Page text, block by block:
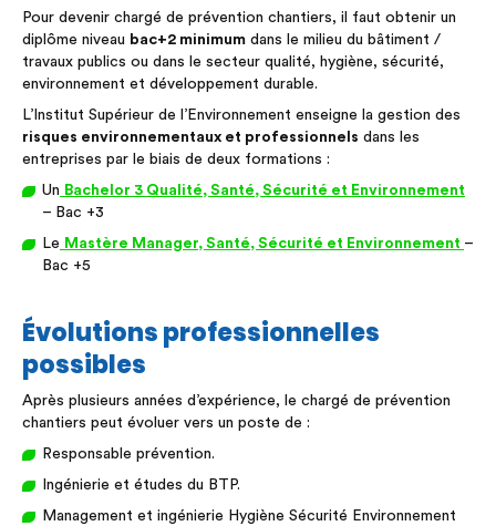
Pour devenir chargé de prévention chantiers, il faut obtenir un
diplôme niveau bac+2 minimum dans le milieu du bâtiment /
travaux publics ou dans le secteur qualité, hygiène, sécurité,
environnement et développement durable.
L’Institut Supérieur de l’Environnement enseigne la gestion des
risques environnementaux et professionnels dans les
entreprises par le biais de deux formations :
Un Bachelor 3 Qualité, Santé, Sécurité et Environnement
– Bac +3
Le Mastère Manager, Santé, Sécurité et Environnement –
Bac +5
Évolutions professionnelles
possibles
Après plusieurs années d’expérience, le chargé de prévention
chantiers peut évoluer vers un poste de :
Responsable prévention.
Ingénierie et études du BTP.
Management et ingénierie Hygiène Sécurité Environnement